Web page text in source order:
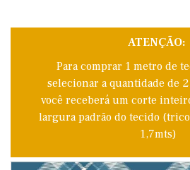
ATENÇÃO:
Para comprar 1 metro de
selecionar a quantidade de
você receberá um corte
largura padrão do tecido
1,7mts)